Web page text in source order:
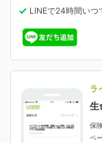
ライフネッ
ライフネット
評判・口コ
ご契約者さま
申し込みガイド
就業不能保険
就業不能状態に
認知症・MCI
中断したお申
お申し込み後
減額・解約・
ご契約者さま向け
保険金・給付金の
保険金等の支払状況
採用情報
生命保険マニフェ
よくあるご質問
資料請求
LINEで24時間いつ
ラ
生
保
ペ